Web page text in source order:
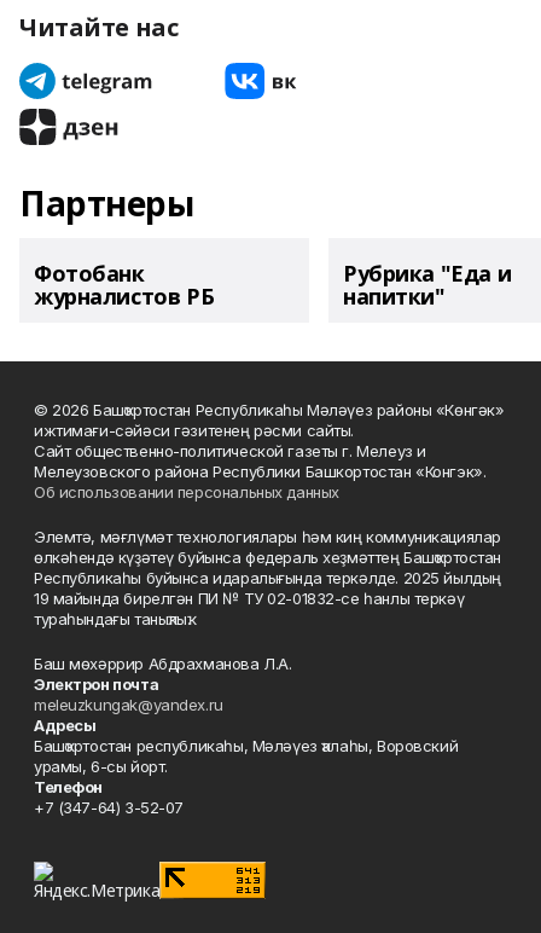
Читайте нас
Партнеры
Фотобанк
журналистов РБ
Рубрика "Еда и
напитки"
© 2026 Башҡортостан Республикаһы Мәләүез районы «Көнгәк»
ижтимағи-сәйәси гәзитенең рәсми сайты.
Сайт общественно-политической газеты г. Мелеуз и
Мелеузовского района Республики Башкортостан «Конгэк».
Об использовании персональных данных
Элемтә, мәғлүмәт технологиялары һәм киң коммуникациялар
өлкәһендә күҙәтеү буйынса федераль хеҙмәттең Башҡортостан
Республикаһы буйынса идаралығында теркәлде. 2025 йылдың
19 майында бирелгән ПИ № ТУ 02-01832-се һанлы теркәү
тураһындағы таныҡлыҡ.
Баш мөхәррир Абдрахманова Л.А.
Электрон почта
meleuzkungak@yandex.ru
Адресы
Башҡортостан республикаһы, Мәләүез ҡалаһы, Воровский
урамы, 6-сы йорт.
Телефон
+7 (347-64) 3-52-07